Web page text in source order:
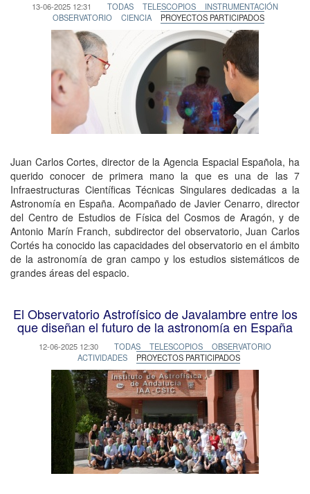
13-06-2025 12:31 TODAS TELESCOPIOS
INSTRUMENTACIÓN
OBSERVATORIO
CIENCIA PROYECTOS PARTICIPADOS
Juan Carlos Cortes, director de la Agencia Espacial Española, ha
querido conocer de primera mano la que es una de las 7
Infraestructuras Científicas Técnicas Singulares dedicadas a la
Astronomía en España. Acompañado de Javier Cenarro, director
del Centro de Estudios de Física del Cosmos de Aragón, y de
Antonio Marín Franch, subdirector del observatorio, Juan Carlos
Cortés ha conocido las capacidades del observatorio en el ámbito
de la astronomía de gran campo y los estudios sistemáticos de
grandes áreas del espacio.
El Observatorio Astrofísico de Javalambre entre los
que diseñan el futuro de la astronomía en España
12-06-2025 12:30 TODAS TELESCOPIOS
OBSERVATORIO
ACTIVIDADES
PROYECTOS PARTICIPADOS